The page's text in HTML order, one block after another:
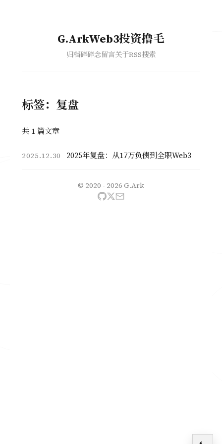
G.ArkWeb3投资撸毛
归档碎碎念留言关于RSS搜索
标签：复盘
共 1 篇文章
2025.12.30 2025年复盘：从17万负债到全职Web3
© 2020 - 2026 G.Ark